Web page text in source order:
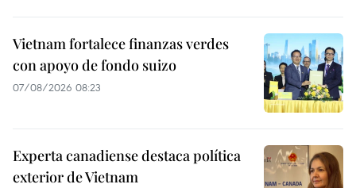
Vietnam fortalece finanzas verdes
con apoyo de fondo suizo
07/08/2026 08:23
Experta canadiense destaca política
exterior de Vietnam